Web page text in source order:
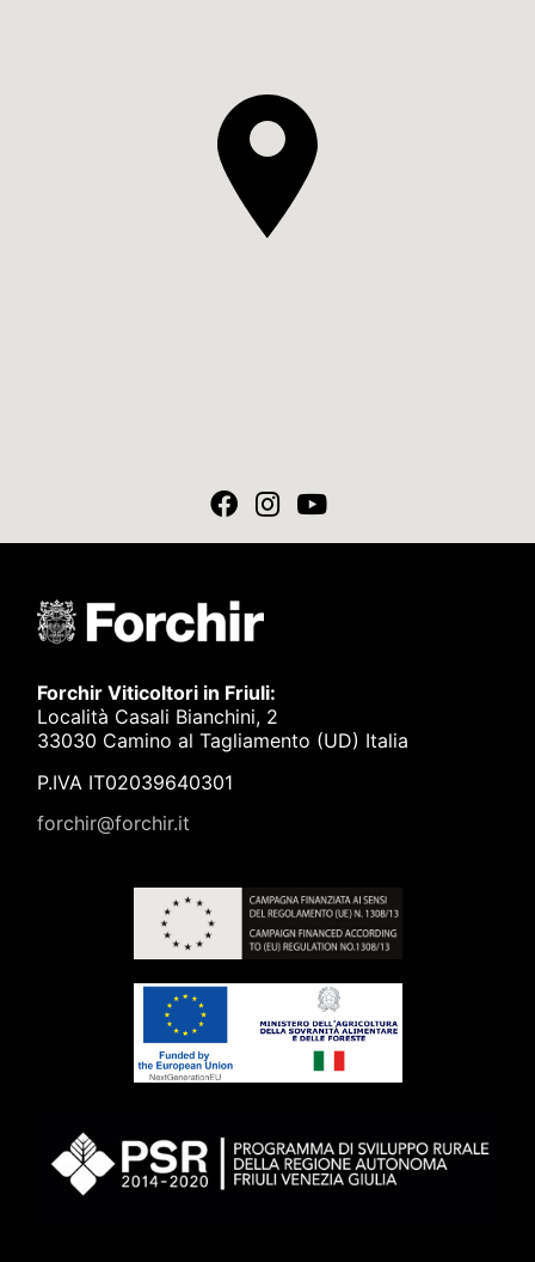
Forchir Viticoltori in Friuli:
Località Casali Bianchini, 2
33030 Camino al Tagliamento (UD) Italia
P.IVA IT02039640301
forchir@forchir.it